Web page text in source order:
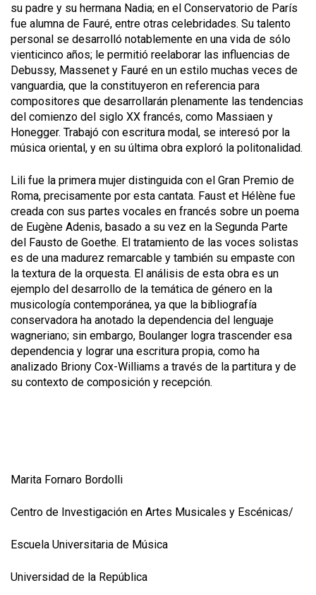
su padre y su hermana Nadia; en el Conservatorio de París
fue alumna de Fauré, entre otras celebridades. Su talento
personal se desarrolló notablemente en una vida de sólo
vienticinco años; le permitió reelaborar las influencias de
Debussy, Massenet y Fauré en un estilo muchas veces de
vanguardia, que la constituyeron en referencia para
compositores que desarrollarán plenamente las tendencias
del comienzo del siglo XX francés, como Massiaen y
Honegger. Trabajó con escritura modal, se interesó por la
música oriental, y en su última obra exploró la politonalidad.
Lili fue la primera mujer distinguida con el Gran Premio de
Roma, precisamente por esta cantata. Faust et Hélène fue
creada con sus partes vocales en francés sobre un poema
de Eugène Adenis, basado a su vez en la Segunda Parte
del Fausto de Goethe. El tratamiento de las voces solistas
es de una madurez remarcable y también su empaste con
la textura de la orquesta. El análisis de esta obra es un
ejemplo del desarrollo de la temática de género en la
musicología contemporánea, ya que la bibliografía
conservadora ha anotado la dependencia del lenguaje
wagneriano; sin embargo, Boulanger logra trascender esa
dependencia y lograr una escritura propia, como ha
analizado Briony Cox-Williams a través de la partitura y de
su contexto de composición y recepción.
Marita Fornaro Bordolli
Centro de Investigación en Artes Musicales y Escénicas/
Escuela Universitaria de Música
Universidad de la República